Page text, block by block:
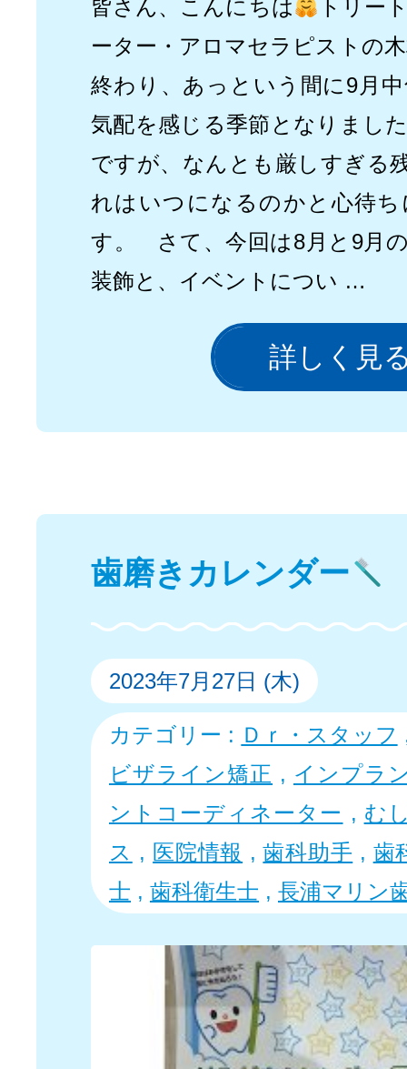
皆さん、こんにちは
トリー
ーター・アロマセラピストの
終わり、あっという間に9月
気配を感じる季節となりまし
ですが、なんとも厳しすぎる
れはいつになるのかと心待
す。 さて、今回は8月と9月
装飾と、イベントについ …
詳しく見
歯磨きカレンダー
2023年7月27日 (木)
カテゴリー : Ｄｒ・スタッフ
ビザライン矯正 , インプラ
ントコーディネーター , む
ス , 医院情報 ,歯科助手 , 歯
士 , 歯科衛生士 , 長浦マリン